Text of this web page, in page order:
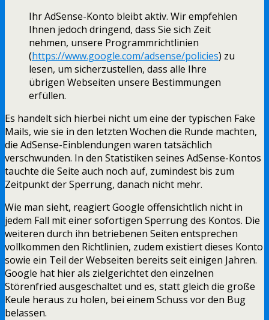
Ihr AdSense-Konto bleibt aktiv. Wir empfehlen
Ihnen jedoch dringend, dass Sie sich Zeit
nehmen, unsere Programmrichtlinien
(https://www.google.com/adsense/policies) zu
lesen, um sicherzustellen, dass alle Ihre
übrigen Webseiten unsere Bestimmungen
erfüllen.
Es handelt sich hierbei nicht um eine der typischen Fake
Mails, wie sie in den letzten Wochen die Runde machten,
die AdSense-Einblendungen waren tatsächlich
verschwunden. In den Statistiken seines AdSense-Kontos
tauchte die Seite auch noch auf, zumindest bis zum
Zeitpunkt der Sperrung, danach nicht mehr.
Wie man sieht, reagiert Google offensichtlich nicht in
jedem Fall mit einer sofortigen Sperrung des Kontos. Die
weiteren durch ihn betriebenen Seiten entsprechen
vollkommen den Richtlinien, zudem existiert dieses Konto
sowie ein Teil der Webseiten bereits seit einigen Jahren.
Google hat hier als zielgerichtet den einzelnen
Störenfried ausgeschaltet und es, statt gleich die große
Keule heraus zu holen, bei einem Schuss vor den Bug
belassen.